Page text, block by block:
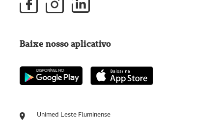
Unimed Leste Fluminense
Baixe nosso aplicativo